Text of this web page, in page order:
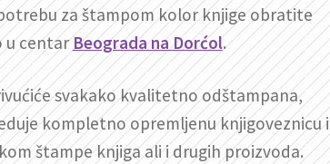
za štampom kolor knjige obratite
u centarBeograda na Dorćol.
svakako kvalitetno odštampana,
kompletno opremljenu knjigoveznicu i
štampe knjiga ali i drugih proizvoda.